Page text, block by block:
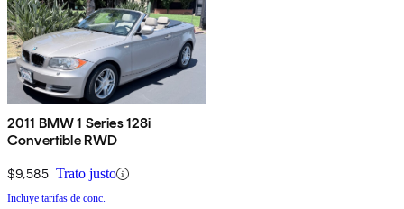
2011 BMW 1 Series 128i
Convertible RWD
$9,585 Trato justo
Incluye tarifas de conc.